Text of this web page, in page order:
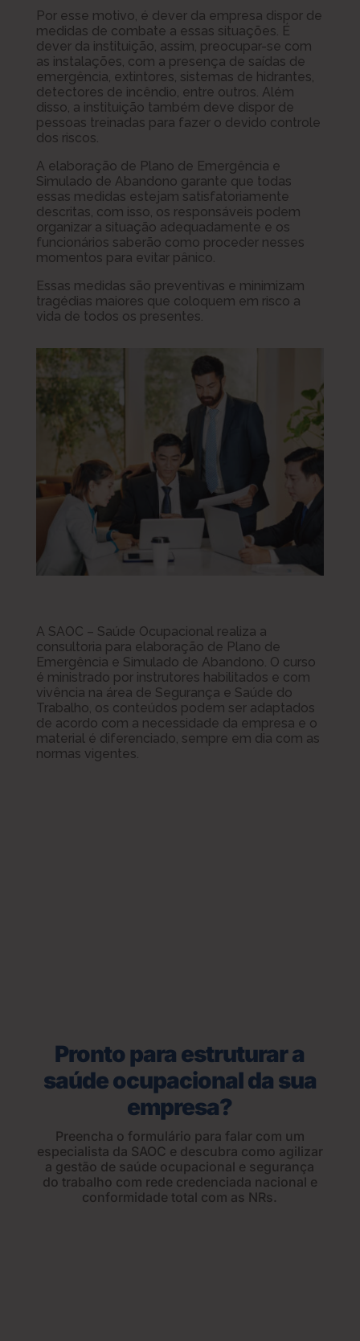
Por esse motivo, é dever da empresa dispor de
medidas de combate a essas situações. É
dever da instituição, assim, preocupar-se com
as instalações, com a presença de saídas de
emergência, extintores, sistemas de hidrantes,
detectores de incêndio, entre outros. Além
disso, a instituição também deve dispor de
pessoas treinadas para fazer o devido controle
dos riscos.
A elaboração de Plano de Emergência e
Simulado de Abandono garante que todas
essas medidas estejam satisfatoriamente
descritas, com isso, os responsáveis podem
organizar a situação adequadamente e os
funcionários saberão como proceder nesses
momentos para evitar pânico.
Essas medidas são preventivas e minimizam
tragédias maiores que coloquem em risco a
vida de todos os presentes.
A SAOC – Saúde Ocupacional realiza a
consultoria para elaboração de Plano de
Emergência e Simulado de Abandono. O curso
é ministrado por instrutores habilitados e com
vivência na área de Segurança e Saúde do
Trabalho, os conteúdos podem ser adaptados
de acordo com a necessidade da empresa e o
material é diferenciado, sempre em dia com as
normas vigentes.
Pronto para estruturar a
saúde ocupacional da sua
empresa?
Preencha o formulário para falar com um
especialista da SAOC e descubra como agilizar
a gestão de saúde ocupacional e segurança
do trabalho com rede credenciada nacional e
conformidade total com as NRs.